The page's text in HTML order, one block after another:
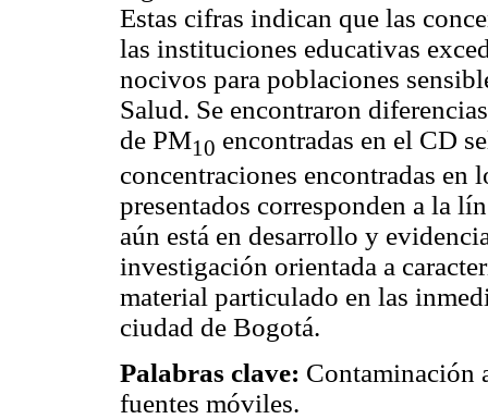
Estas cifras indican que las
las instituciones educativas
nocivos para poblaciones
Salud. Se encontraron
de PM10 encontradas en el CD
concentraciones encontradas
presentados corresponden a la
aún está en desarrollo y
investigación orientada a
material particulado en las
ciudad de Bogotá.
Palabras clave: Contaminación
fuentes móviles.